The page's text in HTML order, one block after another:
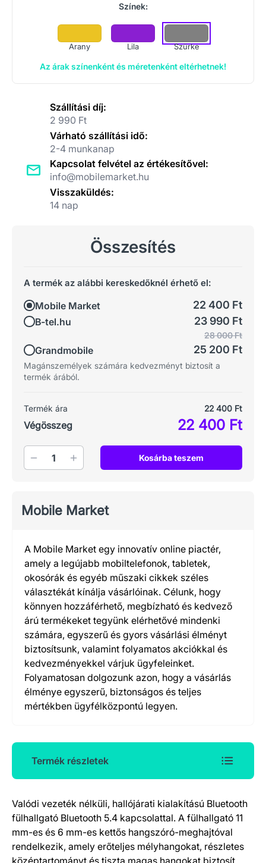
Színek:
Arany Lila Szürke
Az árak színenként és méretenként eltérhetnek!
Szállítási díj:
2 990 Ft
Várható szállítási idő:
2-4 munkanap
Kapcsolat felvétel az értékesítővel:
info@mobilemarket.hu
Visszaküldés:
14 nap
Összesítés
A termék az alábbi kereskedőknél érhető el:
Mobile Market 22 400 Ft
B-tel.hu 23 990 Ft
Grandmobile
28 000 Ft
25 200 Ft
Magánszemélyek számára kedvezményt biztosít a
termék árából.
Termék ára 22 400 Ft
Végösszeg 22 400 Ft
Mennyiség Kosárba teszem
Mobile Market
A Mobile Market egy innovatív online piactér,
amely a legújabb mobiltelefonok, tabletek,
okosórák és egyéb műszaki cikkek széles
választékát kínálja vásárlóinak. Célunk, hogy
könnyen hozzáférhető, megbízható és kedvező
árú termékeket tegyünk elérhetővé mindenki
számára, egyszerű és gyors vásárlási élményt
biztosítsunk, valamint folyamatos akciókkal és
kedvezményekkel várjuk ügyfeleinket.
Folyamatosan dolgozunk azon, hogy a vásárlás
élménye egyszerű, biztonságos és teljes
mértékben ügyfélközpontú legyen.
Termék részletek
Termék részletek
Valódi vezeték nélküli, hallójárati kialakítású Bluetooth
fülhallgató Bluetooth 5.4 kapcsolattal. A fülhallgató 11
mm-es és 6 mm-es kettős hangszóró-meghajtóval
rendelkezik, amely erőteljes mélyhangokat, részletes
középtartományt és tiszta magas hangokat biztosít.